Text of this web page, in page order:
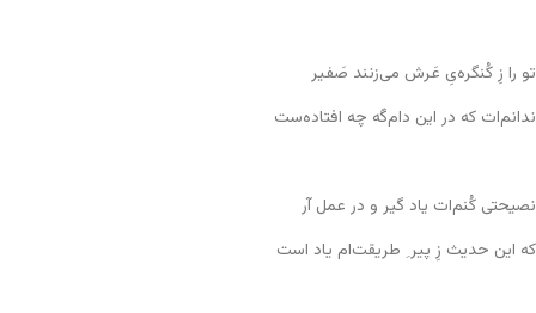
تو را زِ کُنگره‌یِ عَرش می‌زنند صَفیر
ندانم‌ات که در این دام‌گَه چه افتاده‌ست
نصیحتی کُنم‌ات یاد گیر و در عمل آر
که این حدیث زِ پیر ِ طریقت‌ام یاد است